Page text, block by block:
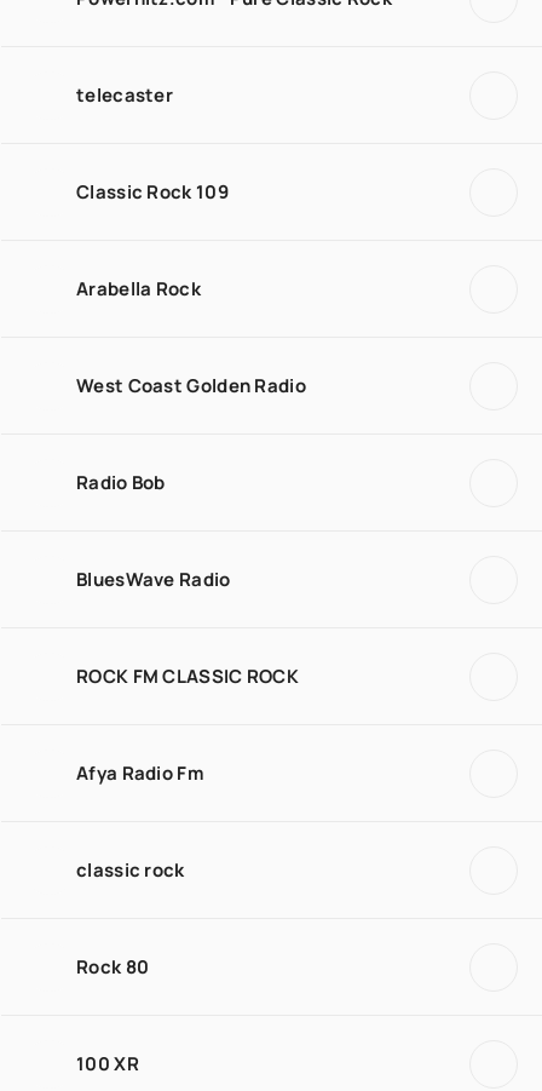
telecaster
Classic Rock 109
Arabella Rock
West Coast Golden Radio
Radio Bob
BluesWave Radio
ROCK FM CLASSIC ROCK
Afya Radio Fm
classic rock
Rock 80
100 XR